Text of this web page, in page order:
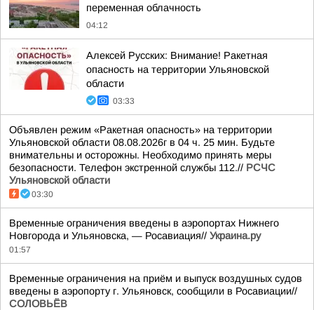
переменная облачность
04:12
Алексей Русских: Внимание! Ракетная
опасность на территории Ульяновской
области
03:33
Объявлен режим «Ракетная опасность» на территории
Ульяновской области 08.08.2026г в 04 ч. 25 мин. Будьте
внимательны и осторожны. Необходимо принять меры
безопасности. Телефон экстренной службы 112.// РСЧС
Ульяновской области
03:30
Временные ограничения введены в аэропортах Нижнего
Новгорода и Ульяновска, — Росавиация// Украина.ру
01:57
Временные ограничения на приём и выпуск воздушных судов
введены в аэропорту г. Ульяновск, сообщили в Росавиации//
СОЛОВЬЁВ